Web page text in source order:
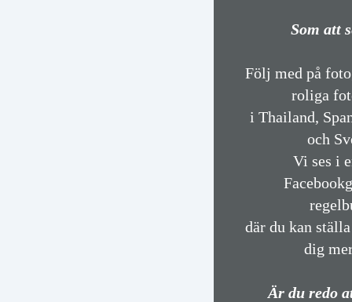
Som att
Följ med på
roliga
i Thailand,
och
Vi ses i
där du kan
dig
Är du redo